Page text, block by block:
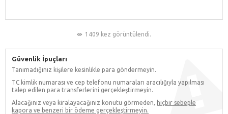
1409 kez görüntülendi.
Güvenlik İpuçları
Tanımadığınız kişilere kesinlikle para göndermeyin.
TC kimlik numarası ve cep telefonu numaraları aracılığıyla yapılması
talep edilen para transferlerini gerçekleştirmeyin.
Alacağınız veya kiralayacağınız konutu görmeden, hiçbir sebeple
kapora ve benzeri bir ödeme gerçekleştirmeyin.